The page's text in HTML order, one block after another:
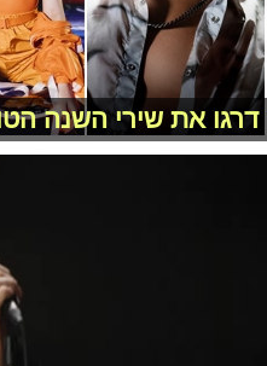
דרגו את שירי השנה